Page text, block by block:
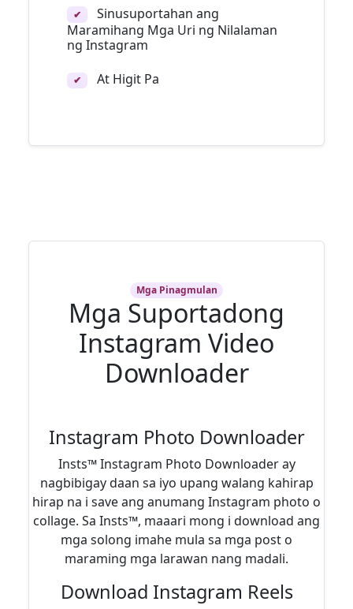
✔
Sinusuportahan ang
Maramihang Mga Uri ng Nilalaman
ng Instagram
✔ At Higit Pa
Mga Pinagmulan
Mga Suportadong
Instagram Video
Downloader
Instagram Photo Downloader
Insts™ Instagram Photo Downloader ay
nagbibigay daan sa iyo upang walang kahirap
hirap na i save ang anumang Instagram photo o
collage. Sa Insts™, maaari mong i download ang
mga solong imahe mula sa mga post o
maraming mga larawan nang madali.
Download Instagram Reels